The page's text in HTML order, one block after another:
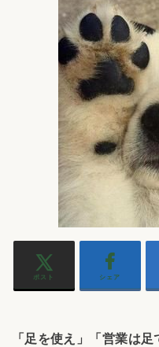
ポスト シェア
「足を使え」「営業は足